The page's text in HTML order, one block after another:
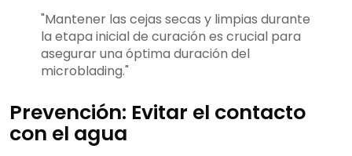
"Mantener las cejas secas y limpias durante
la etapa inicial de curación es crucial para
asegurar una óptima duración del
microblading."
Prevención: Evitar el contacto
con el agua